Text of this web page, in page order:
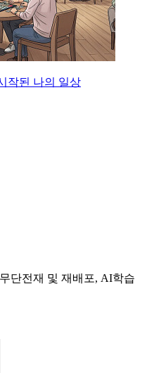
작된 나의 일상
단전재 및 재배포, AI학습